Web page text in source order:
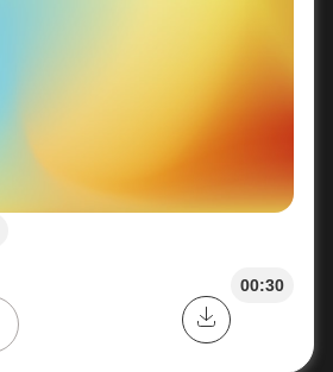
00:30